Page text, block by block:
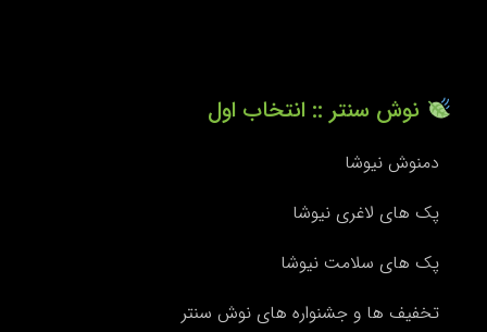
نوش سنتر :: انتخاب اول
دمنوش نیوشا
پک های لاغری نیوشا
پک های سلامت نیوشا
تخفیف ها و جشنواره های نوش سنتر